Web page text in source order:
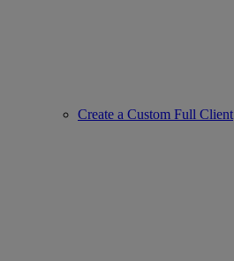
Create a Custom Full Client